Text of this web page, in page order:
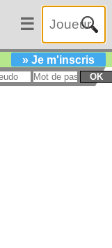
☰
» Je m'inscris
OK